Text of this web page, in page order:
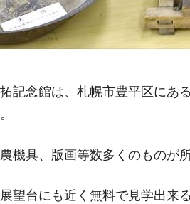
記念館は、札幌市豊平区にあ
機具、版画等数多くのものが
望台にも近く無料で見学出来